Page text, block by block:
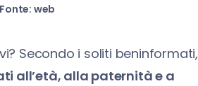
web
Secondo i soliti beninformati,
all’età, alla paternità e a